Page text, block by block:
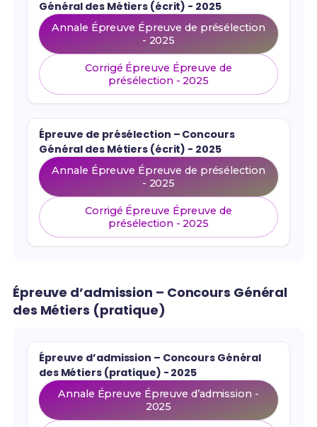
Général des Métiers (écrit) - 2025
Annale Épreuve Épreuve de présélection
- 2025
Corrigé Épreuve Épreuve de
présélection - 2025
Épreuve de présélection – Concours
Général des Métiers (écrit) - 2025
Annale Épreuve Épreuve de présélection
- 2025
Corrigé Épreuve Épreuve de
présélection - 2025
Épreuve d’admission – Concours Général
des Métiers (pratique)
Épreuve d’admission – Concours Général
des Métiers (pratique) - 2025
Annale Épreuve Épreuve d’admission -
2025